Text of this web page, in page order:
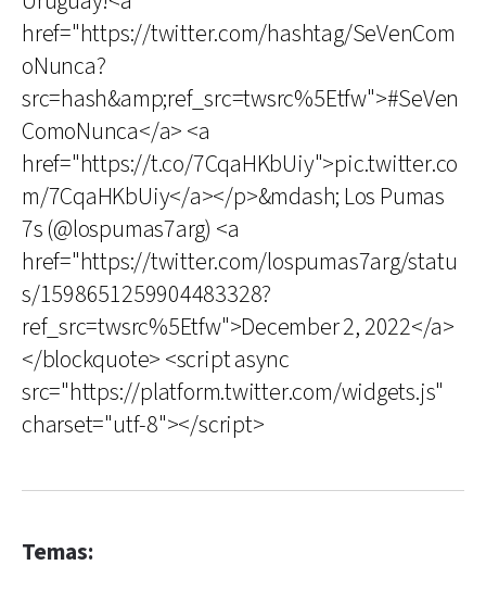
href="https://twitter.com/hashtag/SeVenCom
oNunca?
src=hash&amp;ref_src=twsrc%5Etfw">#SeVen
ComoNunca</a> <a
href="https://t.co/7CqaHKbUiy">pic.twitter.co
m/7CqaHKbUiy</a></p>&mdash; Los Pumas
7s (@lospumas7arg) <a
href="https://twitter.com/lospumas7arg/statu
s/1598651259904483328?
ref_src=twsrc%5Etfw">December 2, 2022</a>
</blockquote> <script async
src="https://platform.twitter.com/widgets.js"
charset="utf-8"></script>
Temas: